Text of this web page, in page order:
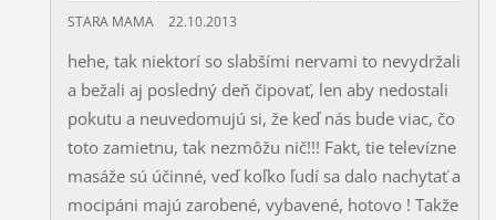
STARA MAMA 22.10.2013
hehe, tak niektorí so slabšími nervami to nevydržali
a bežali aj posledný deň čipovať, len aby nedostali
pokutu a neuvedomujú si, že keď nás bude viac, čo
toto zamietnu, tak nezmôžu nič!!! Fakt, tie televízne
masáže sú účinné, veď koľko ľudí sa dalo nachytať a
mocipáni majú zarobené, vybavené, hotovo ! Takže